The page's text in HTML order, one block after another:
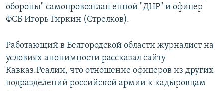
обороны" самопровозглашенной "ДНР" и офицер
ФСБ Игорь Гиркин (Стрелков).
Работающий в Белгородской области журналист на
условиях анонимности рассказал сайту
Кавказ.Реалии, что отношение офицеров из других
подразделений российской армии к кадыровцам